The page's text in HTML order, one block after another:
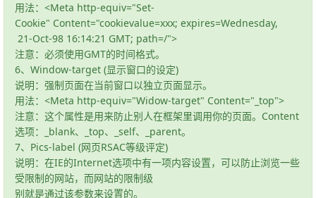
用法：<Meta http-equiv="Set-
Cookie" Content="cookievalue=xxx; expires=Wednesday,
21-Oct-98 16:14:21 GMT; path=/">
注意：必须使用GMT的时间格式。
6、Window-target (显示窗口的设定)
说明：强制页面在当前窗口以独立页面显示。
用法：<Meta http-equiv="Widow-target" Content="_top">
注意：这个属性是用来防止别人在框架里调用你的页面。Content
选项：_blank、_top、_self、_parent。
7、Pics-label (网页RSAC等级评定)
说明：在IE的Internet选项中有一项内容设置，可以防止浏览一些
受限制的网站，而网站的限制级
别就是通过该参数来设置的。